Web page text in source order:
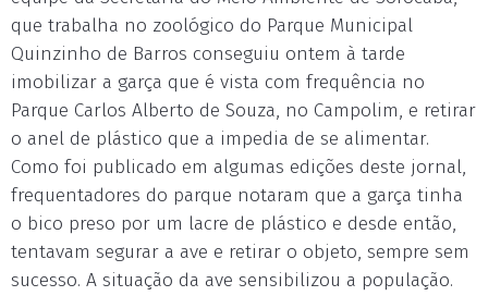
que trabalha no zoológico do Parque Municipal
Quinzinho de Barros conseguiu ontem à tarde
imobilizar a garça que é vista com frequência no
Parque Carlos Alberto de Souza, no Campolim, e retirar
o anel de plástico que a impedia de se alimentar.
Como foi publicado em algumas edições deste jornal,
frequentadores do parque notaram que a garça tinha
o bico preso por um lacre de plástico e desde então,
tentavam segurar a ave e retirar o objeto, sempre sem
sucesso. A situação da ave sensibilizou a população.